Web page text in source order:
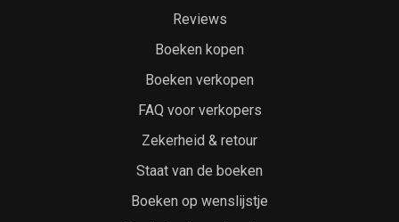
Reviews
Boeken kopen
Boeken verkopen
FAQ voor verkopers
Zekerheid & retour
Staat van de boeken
Boeken op wenslijstje